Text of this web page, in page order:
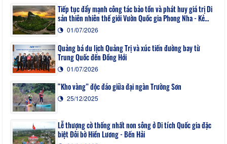
Tiếp tục đẩy mạnh công tác bảo tồn và phát huy giá trị Di
sản thiên nhiên thế giới Vườn Quốc gia Phong Nha - Kẻ
Bàng01/07/2026
Quảng bá du lịch Quảng Trị và xúc tiến đường bay từ
Trung Quốc đến Đồng Hới
01/07/2026
“Kho vàng” độc đáo giữa đại ngàn Trường Sơn
25/12/2025
Lễ thượng cờ thống nhất non sông ở Di tích Quốc gia đặc
biệt Đôi bờ Hiền Lương - Bến Hải